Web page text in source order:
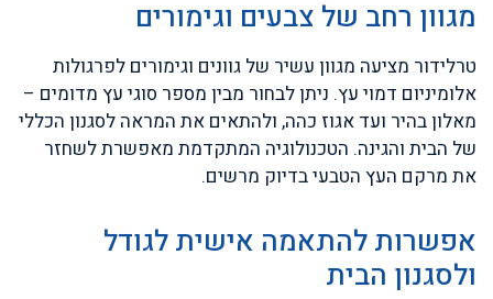
מגוון רחב של צבעים וגימורים
טרלידור מציעה מגוון עשיר של גוונים וגימורים לפרגולות
אלומיניום דמוי עץ. ניתן לבחור מבין מספר סוגי עץ מדומים –
מאלון בהיר ועד אגוז כהה, ולהתאים את המראה לסגנון הכללי
של הבית והגינה. הטכנולוגיה המתקדמת מאפשרת לשחזר
את מרקם העץ הטבעי בדיוק מרשים.
אפשרות להתאמה אישית לגודל
ולסגנון הבית